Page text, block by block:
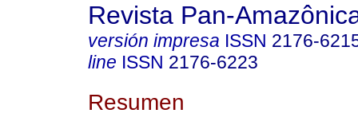
Revista Pan-
versión impresa ISSN 2176-
line ISSN 2176-6223
Resumen